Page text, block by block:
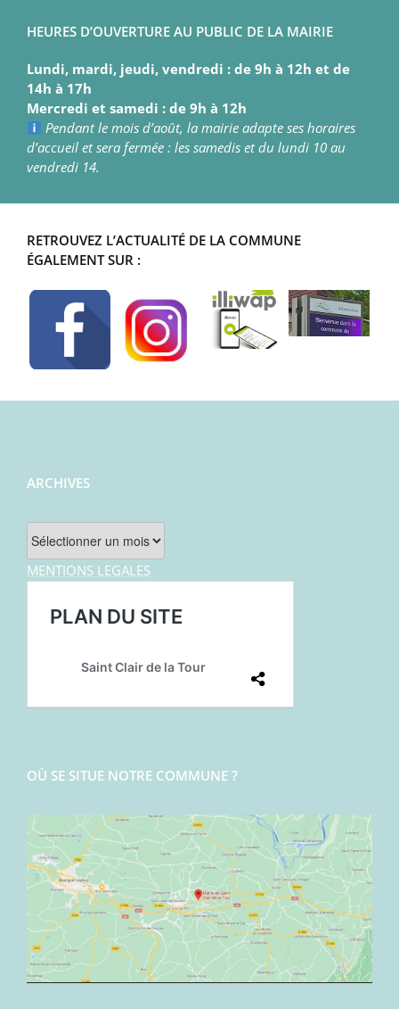
HEURES D’OUVERTURE AU PUBLIC DE LA MAIRIE
Lundi, mardi, jeudi, vendredi : de 9h à 12h et de
14h à 17h
Mercredi et samedi : de 9h à 12h
Pendant le mois d’août, la mairie adapte ses horaires
d’accueil et sera fermée : les samedis et du lundi 10 au
vendredi 14.
RETROUVEZ L’ACTUALITÉ DE LA COMMUNE
ÉGALEMENT SUR :
ARCHIVES
Archives
MENTIONS LEGALES
OÙ SE SITUE NOTRE COMMUNE ?